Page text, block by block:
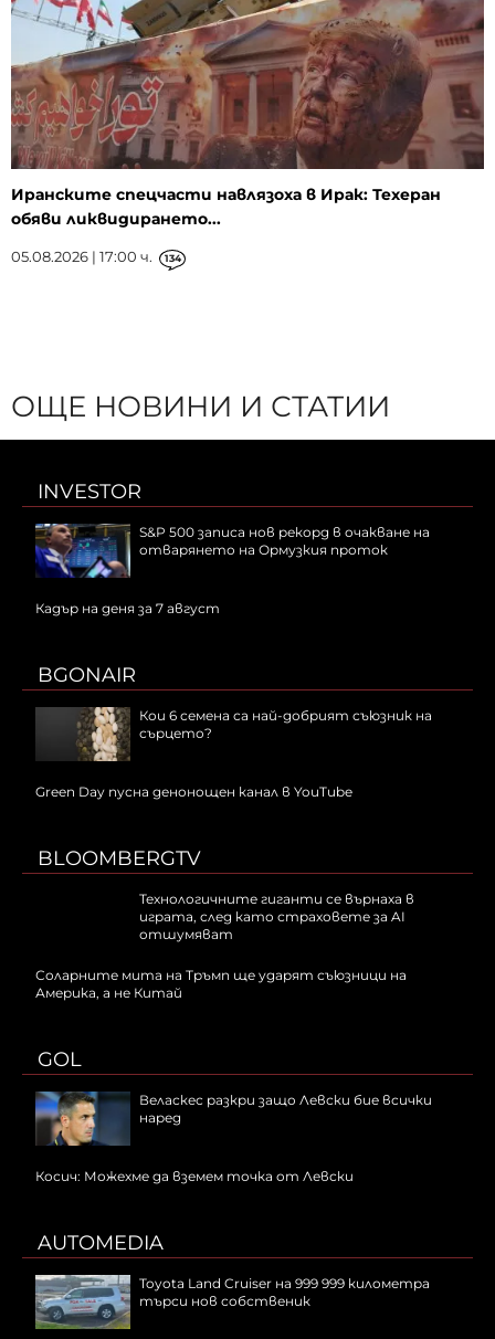
Иранските спецчасти навлязоха в Ирак: Техеран
обяви ликвидирането...
05.08.2026 | 17:00 ч. 134
ОЩЕ НОВИНИ И СТАТИИ
INVESTOR
S&P 500 записа нов рекорд в очакване на
отварянето на Ормузкия проток
Кадър на деня за 7 август
BGONAIR
Кои 6 семена са най-добрият съюзник на
сърцето?
Green Day пусна денонощен канал в YouTube
BLOOMBERGTV
Технологичните гиганти се върнаха в
играта, след като страховете за AI
отшумяват
Соларните мита на Тръмп ще ударят съюзници на
Америка, а не Китай
GOL
Веласкес разкри защо Левски бие всички
наред
Косич: Можехме да вземем точка от Левски
AUTOMEDIA
Toyota Land Cruiser на 999 999 километра
търси нов собственик